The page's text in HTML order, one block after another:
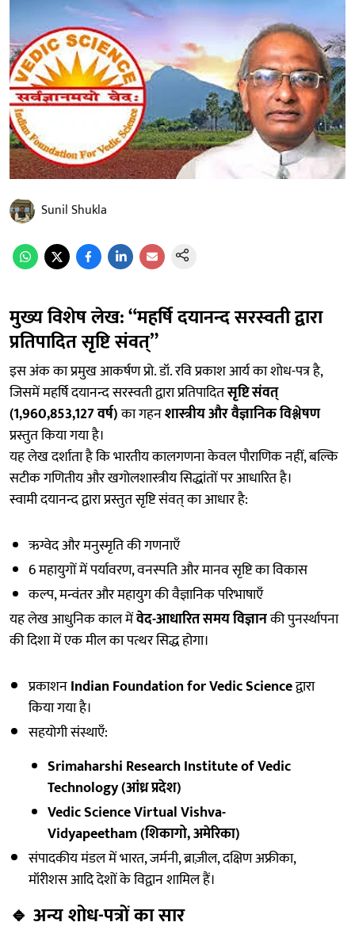
Sunil Shukla
मुख्य विशेष लेख: “महर्षि दयानन्द सरस्वती द्वारा
प्रतिपादित सृष्टि संवत्”
इस अंक का प्रमुख आकर्षण प्रो. डॉ. रवि प्रकाश आर्य का शोध-पत्र है,
जिसमें महर्षि दयानन्द सरस्वती द्वारा प्रतिपादितसृष्टि संवत्
(1,960,853,127 वर्ष)का गहनशास्त्रीय और वैज्ञानिक विश्लेषण
प्रस्तुत किया गया है।
यह लेख दर्शाता है कि भारतीय कालगणना केवल पौराणिक नहीं, बल्कि
सटीक गणितीय और खगोलशास्त्रीय सिद्धांतों पर आधारित है।
स्वामी दयानन्द द्वारा प्रस्तुत सृष्टि संवत् का आधार है:
ऋग्वेद और मनुस्मृति की गणनाएँ
6 महायुगों में पर्यावरण, वनस्पति और मानव सृष्टि का विकास
कल्प, मन्वंतर और महायुग की वैज्ञानिक परिभाषाएँ
यह लेख आधुनिक काल मेंवेद-आधारित समय विज्ञानकी पुनर्स्थापना
की दिशा में एक मील का पत्थर सिद्ध होगा।
प्रकाशनIndian Foundation for Vedic Scienceद्वारा
किया गया है।
सहयोगी संस्थाएँ:
Srimaharshi Research Institute of Vedic
Technology (आंध्र प्रदेश)
Vedic Science Virtual Vishva-
Vidyapeetham (शिकागो, अमेरिका)
संपादकीय मंडल में भारत, जर्मनी, ब्राज़ील, दक्षिण अफ्रीका,
मॉरीशस आदि देशों के विद्वान शामिल हैं।
🔹 अन्य शोध-पत्रों का सार